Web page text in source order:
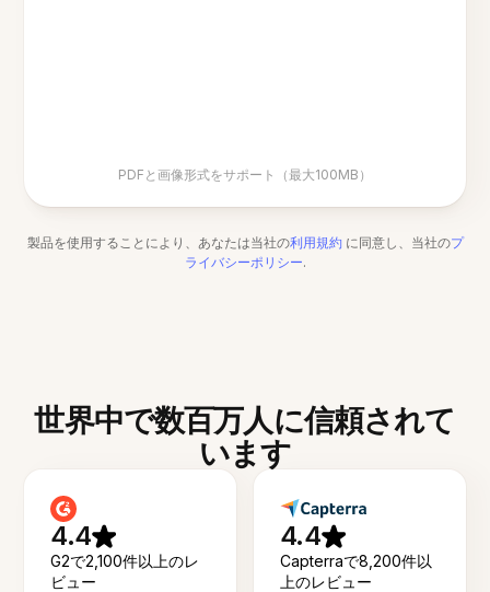
PDFと画像形式をサポート（最大100MB）
製品を使用することにより、あなたは当社の利用規約 に同意し、当社のプ
ライバシーポリシー.
世界中で数百万人に信頼されて
います
4.4
G2で2,100件以上のレ
ビュー
4.4
Capterraで8,200件以
上のレビュー